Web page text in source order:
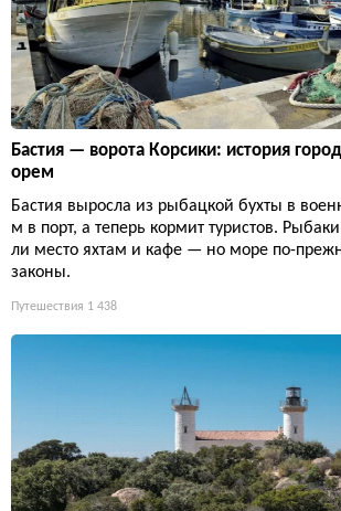
Бастия — ворота Корсики: история
орем
Бастия выросла из рыбацкой бухты в
м в порт, а теперь кормит туристов.
ли место яхтам и кафе — но море по-
законы.
Путешествия 1 438